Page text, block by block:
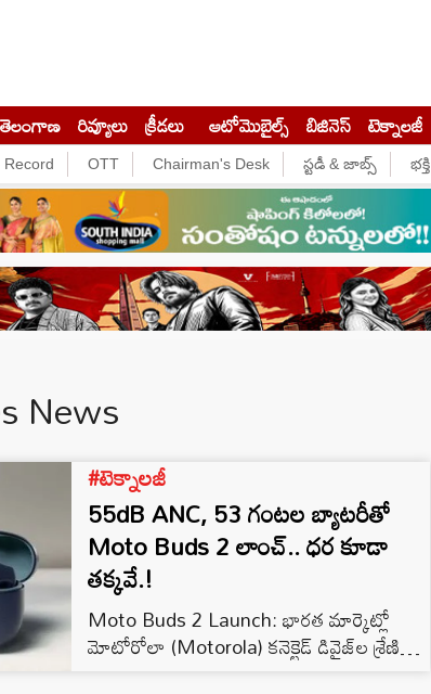
తెలంగాణ రివ్యూలు క్రీడలు ఆటోమొబైల్స్ బిజినెస్‌ టెక్నాలజీ
OTT Chairman's Desk స్టడీ & జాబ్స్ భక్తి
News
#టెక్నాలజీ
55dB ANC, 53 గంటల బ్యాటరీతో
Moto Buds 2 లాంచ్.. ధర కూడా
తక్కవే.!
Moto Buds 2 Launch: భారత మార్కెట్లో
మోటోరోలా (Motorola) కనెక్టెడ్ డివైజ్‌ల శ్రేణిని
మరింత పెంచుతూ కొత్త మోటో బడ్స్ 2 (Moto